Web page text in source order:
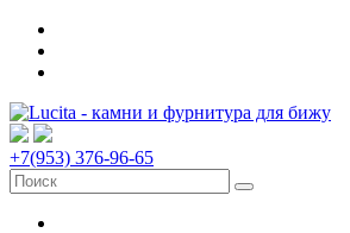
+7(953) 376-96-65